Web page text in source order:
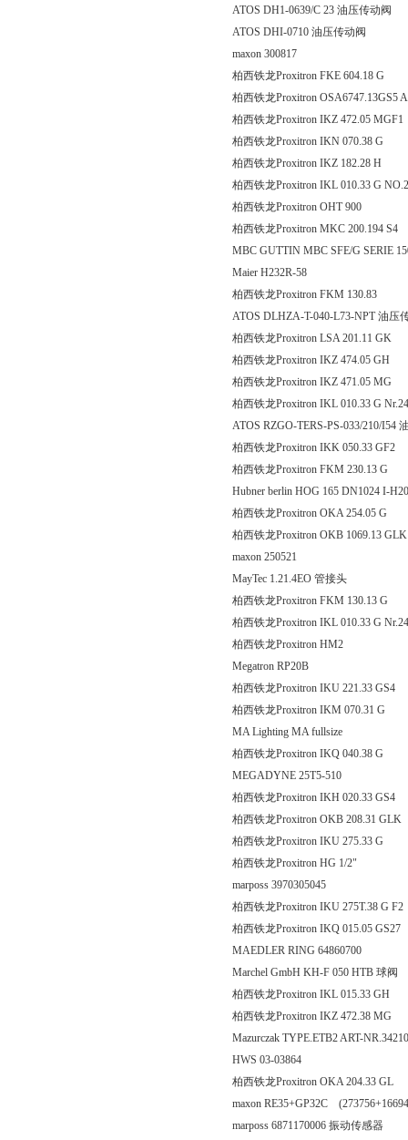
ATOS DH1-0639/C 23 油压传动阀
ATOS DHI-0710 油压传动阀
maxon 300817
柏西铁龙Proxitron FKE
柏西铁龙Proxitron OSA6747.13GS5
柏西铁龙Proxitron IKZ
柏西铁龙Proxitron IKN
柏西铁龙Proxitron IKZ
柏西铁龙Proxitron IKL 010.33 G
柏西铁龙Proxitron
柏西铁龙Proxitron MKC
MBC GUTTIN MBC SFE/G SERIE
Maier H232R-58
柏西铁龙Proxitron FKM
ATOS DLHZA-T-040-L73-NPT 油压
柏西铁龙Proxitron LSA
柏西铁龙Proxitron IKZ
柏西铁龙Proxitron IKZ
柏西铁龙Proxitron IKL 010.33 G
ATOS RZGO-TERS-PS-033/210/I54
柏西铁龙Proxitron IKK
柏西铁龙Proxitron FKM
Hubner berlin HOG 165 DN1024 I-
柏西铁龙Proxitron OKA
柏西铁龙Proxitron OKB
maxon 250521
MayTec 1.21.4EO 管接头
柏西铁龙Proxitron FKM
柏西铁龙Proxitron IKL 010.33 G
柏西铁龙Proxitron HM2
Megatron RP20B
柏西铁龙Proxitron IKU
柏西铁龙Proxitron IKM
MA Lighting MA fullsize
柏西铁龙Proxitron IKQ
MEGADYNE 25T5-510
柏西铁龙Proxitron IKH
柏西铁龙Proxitron OKB
柏西铁龙Proxitron IKU
柏西铁龙Proxitron HG
marposs 3970305045
柏西铁龙Proxitron IKU
柏西铁龙Proxitron IKQ
MAEDLER RING 64860700
Marchel GmbH KH-F 050 HTB 球阀
柏西铁龙Proxitron IKL
柏西铁龙Proxitron IKZ
Mazurczak TYPE.ETB2 ART-
HWS 03-03864
柏西铁龙Proxitron OKA
maxon RE35+GP32C
marposs 6871170006 振动传感器